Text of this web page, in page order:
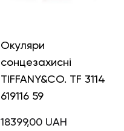
Окуляри
сонцезахисні
TIFFANY&CO. TF 3114
619116 59
18399,00 UAH